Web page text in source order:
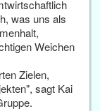
was uns als
Weichen
Zielen,
sagt Kai